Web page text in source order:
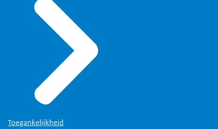
Toegankelijkheid